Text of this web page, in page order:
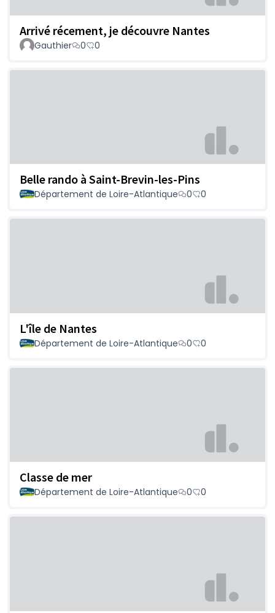
Arrivé récement, je découvre Nantes
Gauthier 0 0
Belle rando à Saint-Brevin-les-Pins
Département de Loire-Atlantique 0 0
L'île de Nantes
Département de Loire-Atlantique 0 0
Classe de mer
Département de Loire-Atlantique 0 0